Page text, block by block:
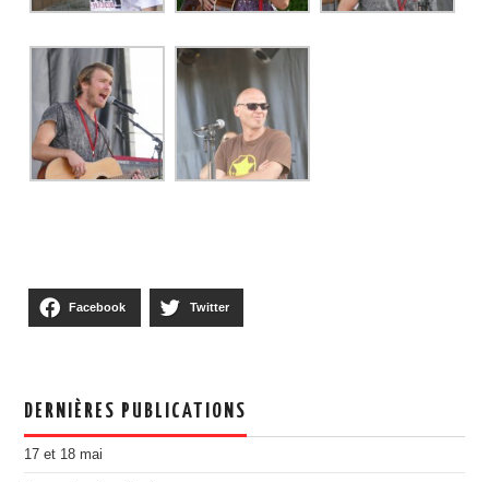
Facebook Twitter
DERNIÈRES PUBLICATIONS
17 et 18 mai